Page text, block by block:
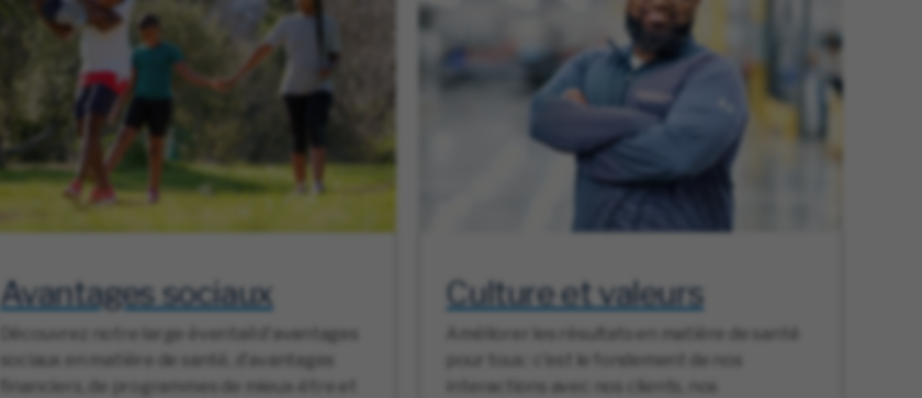
Avantages sociaux
Découvrez notre large éventail d'avantages
sociaux en matière de santé, d'avantages
financiers, de programmes de mieux-être et
Culture et valeurs
Améliorer les résultats en matière de santé
pour tous : c'est le fondement de nos
interactions avec nos clients, nos